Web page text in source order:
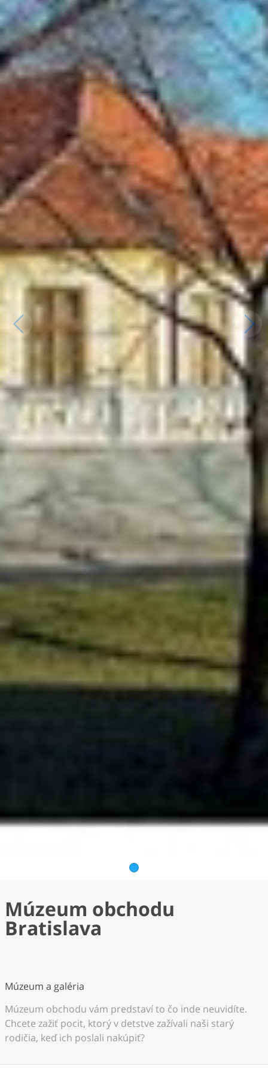
1
Múzeum obchodu
Bratislava
Múzeum a galéria
Múzeum obchodu vám predstaví to čo inde neuvidíte.
Chcete zažiť pocit, ktorý v detstve zažívali naši starý
rodičia, keď ich poslali nakúpiť?